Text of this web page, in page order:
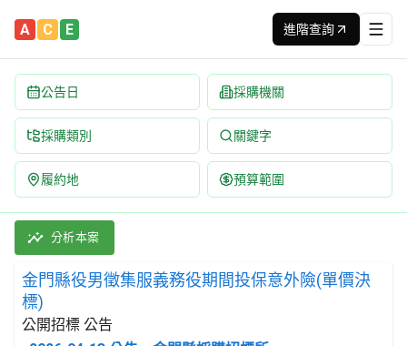
A C E 進階查詢
公告日 採購機關
採購類別 關鍵字
履約地 預算範圍
金門縣役男徵集服義務役期間投保意外險(單價決標) 招標公
採購類別：勞務類 保險(包括再保險)及退休基金服務，不
分析本案
金門縣役男徵集服義務役期間投保意外險(單價決
標)
公開招標 公告